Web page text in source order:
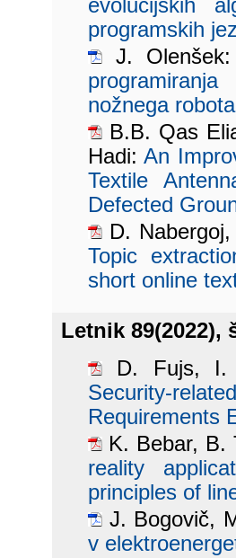
evolucijskih
programskih
J.
nožnega robota
B.B. Qas
Hadi: An
Textile
Defected
D. Nabergoj,
Topic
short online
Letnik 89(2022),
D. Fujs, I.
Security-
Requirements
K. Bebar, B.
reality
principles of
J. Bogovič,
v